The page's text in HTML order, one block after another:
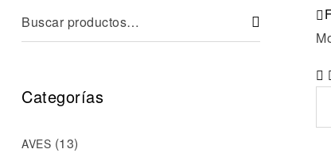
Categorías
AVES (13)